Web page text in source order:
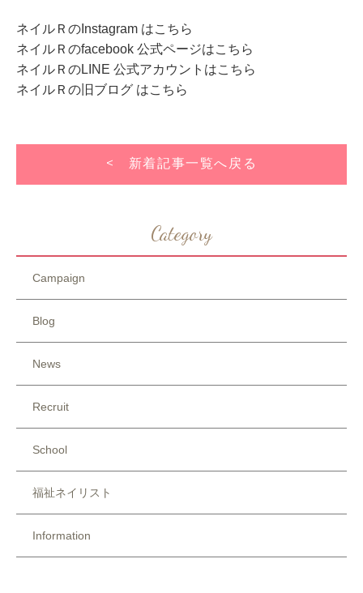
ネイルＲのInstagram はこち ら
ネイルＲのfacebook 公式ページはこちら
ネイルＲのLINE 公式アカウントはこちら
ネイルＲの旧ブログ はこちら
< 新着記事一覧へ戻る
Category
Campaign
Blog
News
Recruit
School
福祉ネイリスト
Information